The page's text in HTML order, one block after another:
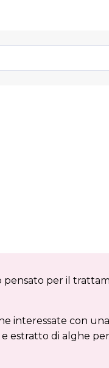
per il
interessate con
estratto di alghe